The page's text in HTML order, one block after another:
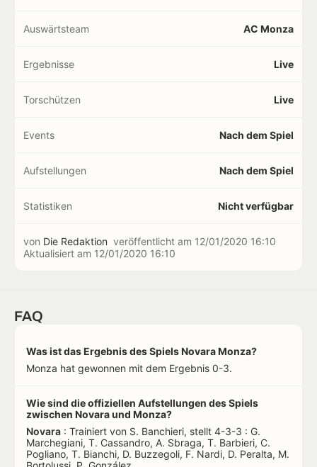
Auswärtsteam AC Monza
Ergebnisse Live
Torschützen Live
Events Nach dem Spiel
Aufstellungen Nach dem Spiel
Statistiken Nicht verfügbar
von Die Redaktion veröffentlicht am 12/01/2020 16:10
Aktualisiert am 12/01/2020 16:10
FAQ
Was ist das Ergebnis des Spiels Novara Monza?
Monza hat gewonnen mit dem Ergebnis 0-3.
Wie sind die offiziellen Aufstellungen des Spiels
zwischen Novara und Monza?
Novara : Trainiert von S. Banchieri, stellt 4-3-3 : G.
Marchegiani, T. Cassandro, A. Sbraga, T. Barbieri, C.
Pogliano, T. Bianchi, D. Buzzegoli, F. Nardi, D. Peralta, M.